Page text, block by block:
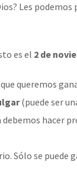
Les podemos
es el 2 de
queremos
(puede ser
hacer
Sólo se puede